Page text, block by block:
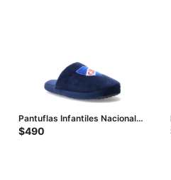
Pantuflas Infantiles Nacional
CNdeF Slipper - Azul Marino -
$490